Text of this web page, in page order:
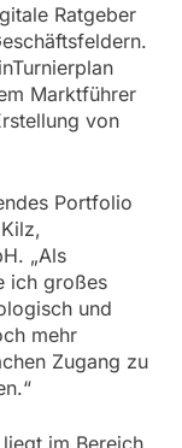
Ratgeber
Marktführer
von
Portfolio
„Als
ich großes
und
mehr
Zugang zu
im Bereich